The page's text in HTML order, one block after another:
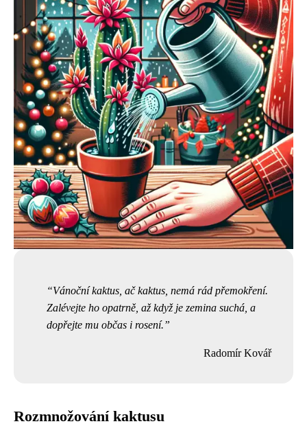
Vánoční kaktus, ač kaktus, nemá rád přemokření.
Zalévejte ho opatrně, až když je zemina suchá, a
dopřejte mu občas i rosení.
Radomír Kovář
Rozmnožování kaktusu